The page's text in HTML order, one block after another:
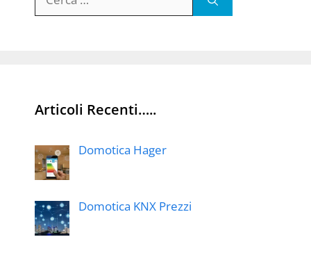
per:
Articoli Recenti…..
Domotica Hager
Domotica KNX Prezzi